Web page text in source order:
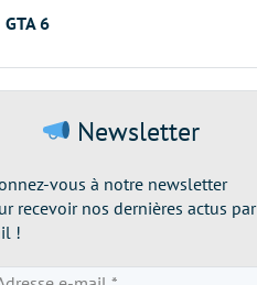
GTA 6
Newsletter
vous à notre newsletter
recevoir nos dernières actus par
!